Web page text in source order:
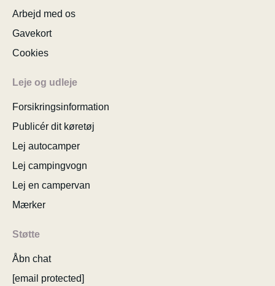
Arbejd med os
Gavekort
Cookies
Leje og udleje
Forsikringsinformation
Publicér dit køretøj
Lej autocamper
Lej campingvogn
Lej en campervan
Mærker
Støtte
Åbn chat
[email protected]